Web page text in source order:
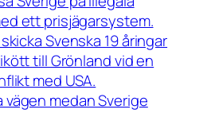
ett prisjägarsystem.
Svenska 19 åringar
till Grönland vid en
med USA.
vägen medan Sverige